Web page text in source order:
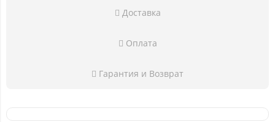
Доставка
Оплата
Гарантия и Возврат